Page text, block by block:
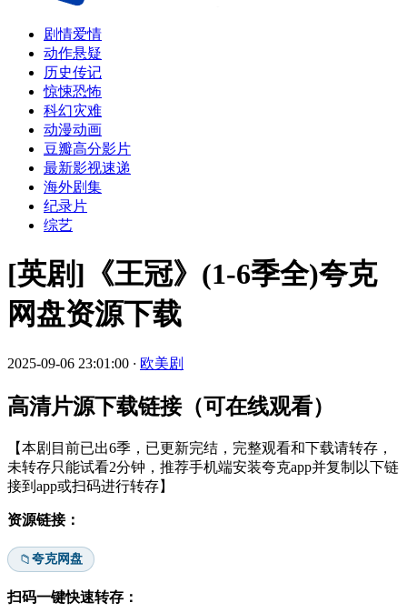
剧情爱情
动作悬疑
历史传记
惊悚恐怖
科幻灾难
动漫动画
豆瓣高分影片
最新影视速递
海外剧集
纪录片
综艺
[英剧]《王冠》(1-6季全)夸克
网盘资源下载
2025-09-06 23:01:00 · 欧美剧
高清片源下载链接（可在线观看）
【本剧目前已出6季，已更新完结，完整观看和下载请转存，
未转存只能试看2分钟，推荐手机端安装夸克app并复制以下链
接到app或扫码进行转存】
资源链接：
📁夸克网盘
扫码一键快速转存：